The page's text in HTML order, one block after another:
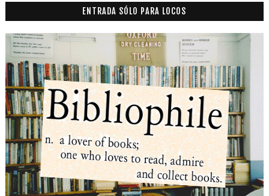
ENTRADA SÓLO PARA LOCOS